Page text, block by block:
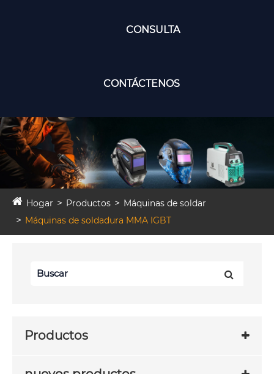
CONSULTA
CONTÁCTENOS
Hogar Productos
Máquinas de soldar
Máquinas de soldadura MMA IGBT
Productos